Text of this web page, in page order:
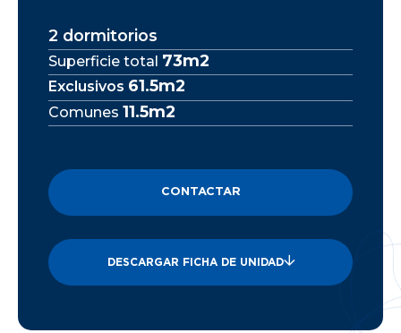
2 dormitorios
Superficie total 73m2
Exclusivos 61.5m2
Comunes 11.5m2
CONTACTAR
DESCARGAR FICHA DE UNIDAD